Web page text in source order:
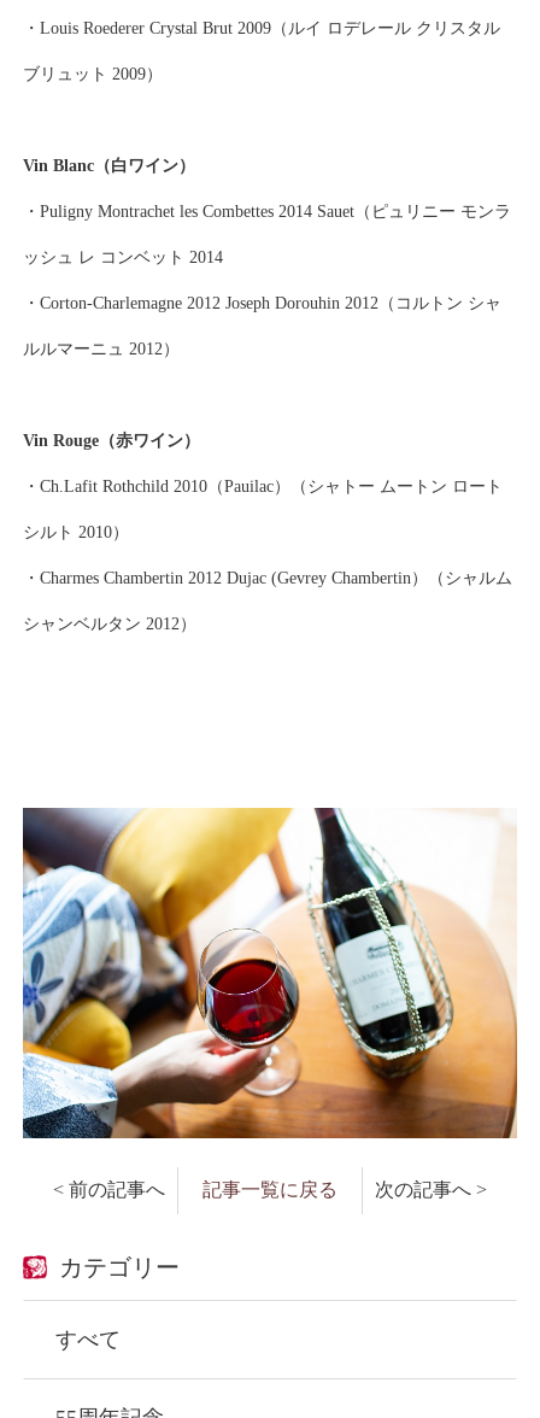
・Louis Roederer Crystal Brut 2009（ルイ ロデレール クリスタル
ブリュット 2009）
Vin Blanc（白ワイン）
・Puligny Montrachet les Combettes 2014 Sauet（ピュリニー モンラ
ッシュ レ コンベット 2014
・Corton-Charlemagne 2012 Joseph Dorouhin 2012（コルトン シャ
ルルマーニュ 2012）
Vin Rouge（赤ワイン）
・Ch.Lafit Rothchild 2010（Pauilac）（シャトー ムートン ロート
シルト 2010）
・Charmes Chambertin 2012 Dujac (Gevrey Chambertin）（シャルム
シャンベルタン 2012）
< 前の記事へ 記事一覧に戻る 次の記事へ >
カテゴリー
すべて